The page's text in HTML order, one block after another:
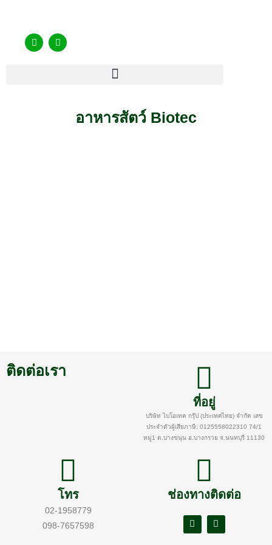
อาหารสัตว์ Biotec
ติดต่อเรา
ที่อยู่
บริษัท ไบโอเทค กรุ๊ป (ประเทศไทย) จำกัด เลข
ประจำตัวผู้เสียภาษี: 0125558022310 74/1
หมู่1 ต.บางขนุน อ.บางกรวย จ.นนทบุรี 11130
โทร
02-1958779
098-7657598
ช่องทางติดต่อ